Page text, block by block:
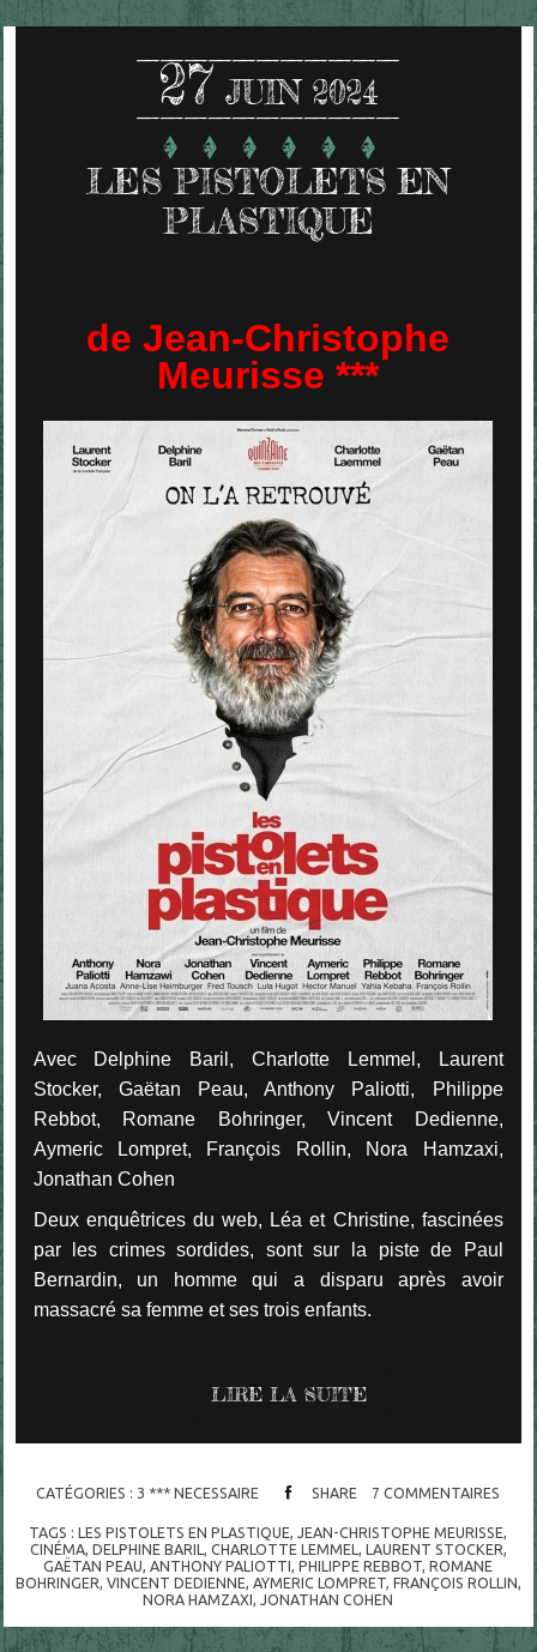
27 JUIN 2024
LES PISTOLETS EN
PLASTIQUE
de Jean-Christophe
Meurisse ***
Avec Delphine Baril, Charlotte Lemmel, Laurent
Stocker, Gaëtan Peau, Anthony Paliotti, Philippe
Rebbot, Romane Bohringer, Vincent Dedienne,
Aymeric Lompret, François Rollin, Nora Hamzaxi,
Jonathan Cohen
Deux enquêtrices du web, Léa et Christine, fascinées
par les crimes sordides, sont sur la piste de Paul
Bernardin, un homme qui a disparu après avoir
massacré sa femme et ses trois enfants.
LIRE LA SUITE
CATÉGORIES : 3 *** NECESSAIRE SHARE 7 COMMENTAIRES
TAGS :LES PISTOLETS EN PLASTIQUE JEAN-CHRISTOPHE MEURISSE
CINÉMA, DELPHINE BARIL CHARLOTTE LEMMEL LAURENT STOCKER
GAËTAN PEAU ANTHONY PALIOTTI ,PHILIPPE REBBOT ,ROMANE
BOHRINGER VINCENT DEDIENNE AYMERIC LOMPRET, FRANÇOIS ROLLIN
NORA HAMZAXI
JONATHAN COHEN